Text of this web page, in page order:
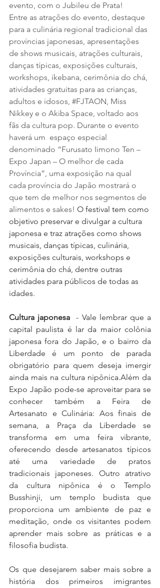
evento, com o Jubileu de Prata!
Entre as atrações do evento, destaque
para a culinária regional tradicional das
províncias japonesas, apresentações
de shows musicais, atrações culturais,
danças típicas, exposições culturais,
workshops, ikebana, cerimônia do chá,
atividades gratuitas para as crianças,
adultos e idosos, #FJTAON, Miss
Nikkey e o Akiba Space, voltado aos
fãs da cultura pop. Durante o evento
haverá um  espaço especial
denominado “Furusato Iimono Ten –
Expo Japan – O melhor de cada
Província”, uma exposição na qual
cada província do Japão mostrará o
que tem de melhor nos segmentos de
alimentos e sakes! O festival tem como
objetivo preservar e divulgar a cultura
japonesa e traz atrações como shows
musicais, danças típicas, culinária,
exposições culturais, workshops e
cerimônia do chá, dentre outras
atividades para públicos de todas as
idades.
Cultura japonesa
  - Vale lembrar que a
capital paulista é lar da maior colônia
japonesa fora do Japão, e o bairro da
Liberdade é um ponto de parada
obrigatório para quem deseja imergir
ainda mais na cultura nipônica.Além da
Expo Japão pode-se aproveitar para se
conhecer também a Feira de
Artesanato e Culinária: Aos finais de
semana, a Praça da Liberdade se
transforma em uma feira vibrante,
oferecendo desde artesanatos típicos
até uma variedade de pratos
tradicionais japoneses. Outro atrativo
da cultura nipônica é o Templo
Busshinji, um templo budista que
proporciona um ambiente de paz e
meditação, onde os visitantes podem
aprender mais sobre as práticas e a
filosofia budista.
Os que desejarem saber mais sobre a
história dos primeiros imigrantes